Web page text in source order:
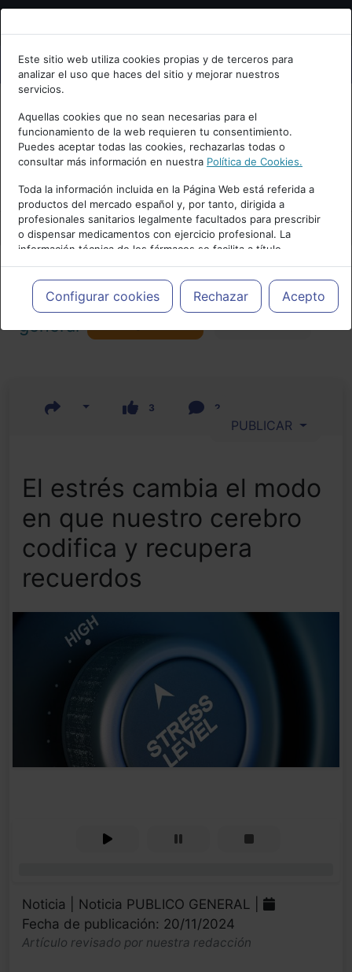
Bienvenid@ a psiquiatria.com
Escribe tu Email
Accede o regístrate con tu email.
Cancelar
Este sitio web utiliza cookies propias y de terceros para
analizar el uso que haces del sitio y mejorar nuestros
servicios.
Aquellas cookies que no sean necesarias para el
funcionamiento de la web requieren tu consentimiento.
Puedes aceptar todas las cookies, rechazarlas todas o
consultar más información en nuestra Política de Cookies.
Toda la información incluida en la Página Web está referida a
productos del mercado español y, por tanto, dirigida a
profesionales sanitarios legalmente facultados para prescribir
o dispensar medicamentos con ejercicio profesional. La
información técnica de los fármacos se facilita a título
meramente informativo, siendo responsabilidad de los
profesionales facultados prescribir medicamentos y decidir, en
cada caso concreto, el tratamiento más adecuado a las
necesidades del paciente.
Configurar cookies Rechazar Acepto
Actualidad y Artículos|Psiquiatría
general
3 2
PUBLICAR
El estrés cambia el modo
en que nuestro cerebro
codifica y recupera
recuerdos
Noticia | Noticia PUBLICO GENERAL |
Fecha de publicación: 20/11/2024
Artículo revisado por nuestra redacción